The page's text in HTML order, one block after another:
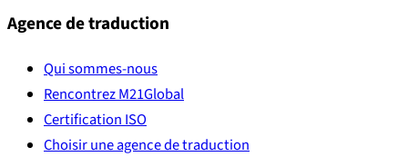
Agence de traduction
Qui sommes-nous
Rencontrez M21Global
Certification ISO
Choisir une agence de traduction